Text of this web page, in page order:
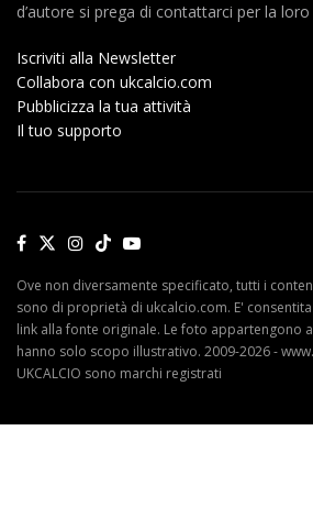
d’autore si prega di contattarci per la
Iscriviti alla Newsletter
Collabora con ukcalcio.com
Pubblicizza la tua attività
Il tuo supporto
Ove non diversamente specificato, tutti i
sono di proprietà di ukcalcio.com. E'
link alla fonte originale. Le foto appartengono
hanno solo scopo illustrativo. 2009-2026 -
UKCALCIO sono marchi registrati